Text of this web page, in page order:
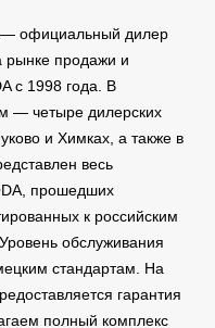
— официальный дилер
рынке продажи и
с 1998 года. В
— четыре дилерских
и Химках, а также в
весь
прошедших
к российским
обслуживания
стандартам. На
гарантия
полный комплекс